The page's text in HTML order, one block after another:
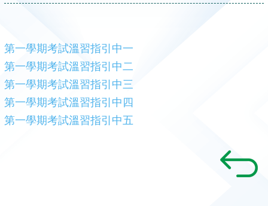
第一學期考試溫習指引中一
第一學期考試溫習指引中二
第一學期考試溫習指引中三
第一學期考試溫習指引中四
第一學期考試溫習指引中五